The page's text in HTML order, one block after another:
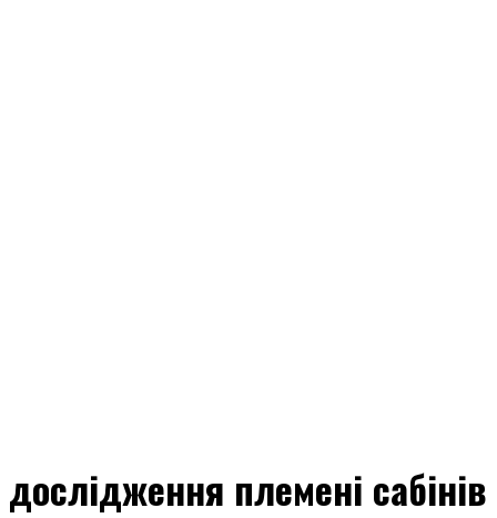
дослідження племені сабінів